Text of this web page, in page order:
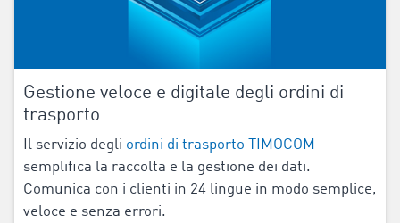
Gestione veloce e digitale degli ordini di
trasporto
Il servizio degli ordini di trasporto TIMOCOM
semplifica la raccolta e la gestione dei dati.
Comunica con i clienti in 24 lingue in modo semplice,
veloce e senza errori.